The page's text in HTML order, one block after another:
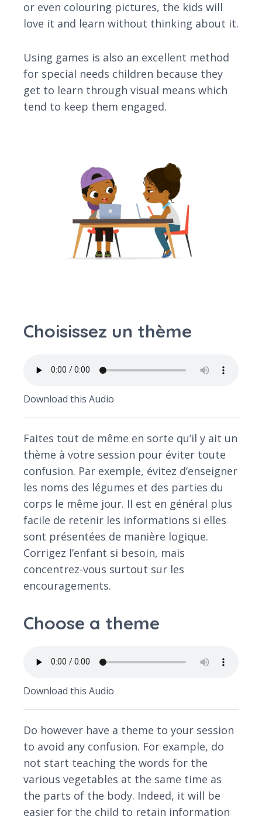
or even colouring pictures, the kids will
love it and learn without thinking about it.
Using games is also an excellent method
for special needs children because they
get to learn through visual means which
tend to keep them engaged.
Choisissez un thème
Download this Audio
Faites tout de même en sorte qu’il y ait un
thème à votre session pour éviter toute
confusion. Par exemple, évitez d’enseigner
les noms des légumes et des parties du
corps le même jour. Il est en général plus
facile de retenir les informations si elles
sont présentées de manière logique.
Corrigez l’enfant si besoin, mais
concentrez-vous surtout sur les
encouragements.
Choose a theme
Download this Audio
Do however have a theme to your session
to avoid any confusion. For example, do
not start teaching the words for the
various vegetables at the same time as
the parts of the body. Indeed, it will be
easier for the child to retain information